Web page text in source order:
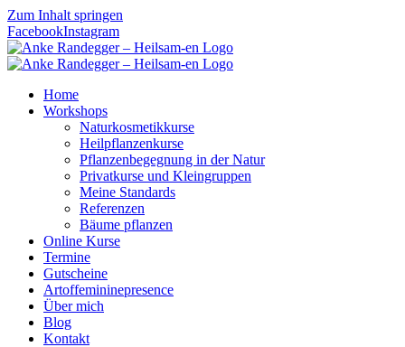
Zum Inhalt springen
FacebookInstagram
Home
Workshops
Naturkosmetikkurse
Heilpflanzenkurse
Pflanzenbegegnung in der Natur
Privatkurse und Kleingruppen
Meine Standards
Referenzen
Bäume pflanzen
Online Kurse
Termine
Gutscheine
Artoffemininepresence
Über mich
Blog
Kontakt